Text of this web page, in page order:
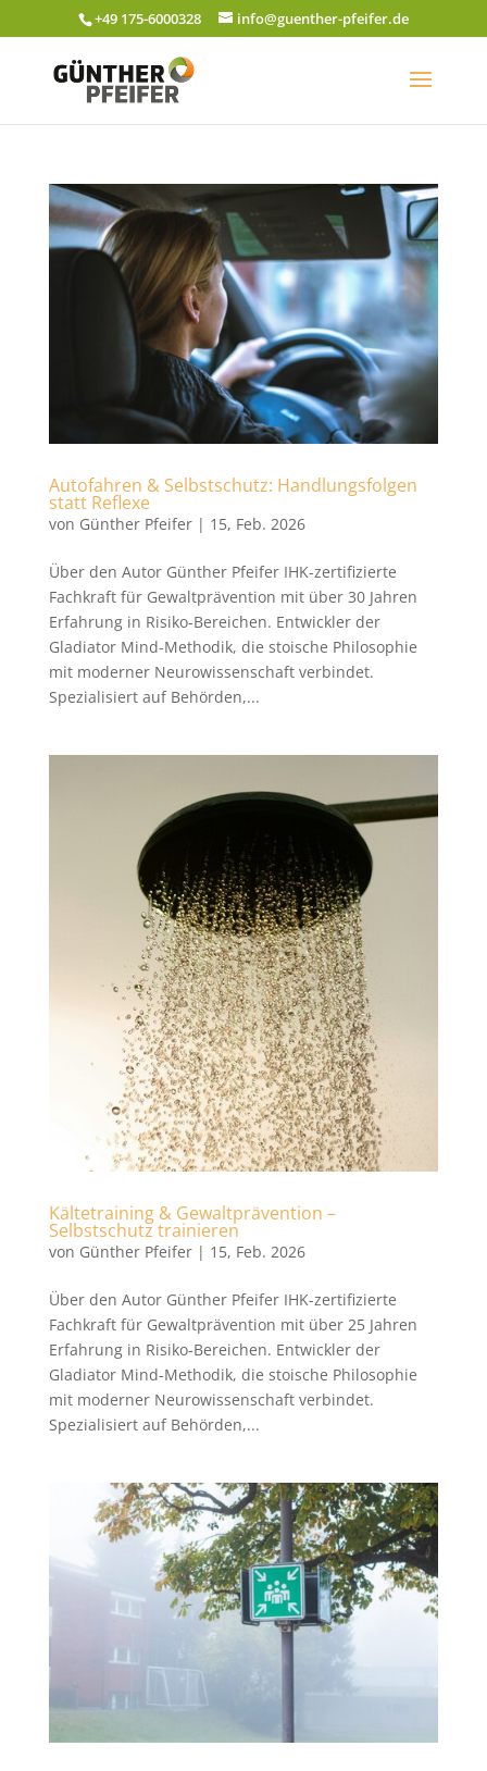
+49 175-6000328 info@guenther-pfeifer.de
Autofahren & Selbstschutz: Handlungsfolgen
statt Reflexe
von Günther Pfeifer| 15, Feb. 2026
Über den Autor Günther Pfeifer IHK-zertifizierte
Fachkraft für Gewaltprävention mit über 30 Jahren
Erfahrung in Risiko-Bereichen. Entwickler der
Gladiator Mind-Methodik, die stoische Philosophie
mit moderner Neurowissenschaft verbindet.
Spezialisiert auf Behörden,...
Kältetraining & Gewaltprävention –
Selbstschutz trainieren
von Günther Pfeifer| 15, Feb. 2026
Über den Autor Günther Pfeifer IHK-zertifizierte
Fachkraft für Gewaltprävention mit über 25 Jahren
Erfahrung in Risiko-Bereichen. Entwickler der
Gladiator Mind-Methodik, die stoische Philosophie
mit moderner Neurowissenschaft verbindet.
Spezialisiert auf Behörden,...